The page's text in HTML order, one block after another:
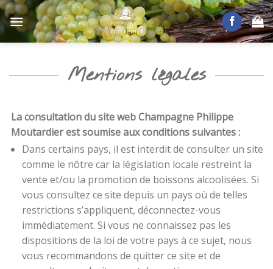
Skip
to
content
Mentions légales
La consultation du site web Champagne Philippe
Moutardier est soumise aux conditions suivantes :
Dans certains pays, il est interdit de consulter un site
comme le nôtre car la législation locale restreint la
vente et/ou la promotion de boissons alcoolisées. Si
vous consultez ce site depuis un pays où de telles
restrictions s’appliquent, déconnectez-vous
immédiatement. Si vous ne connaissez pas les
dispositions de la loi de votre pays à ce sujet, nous
vous recommandons de quitter ce site et de